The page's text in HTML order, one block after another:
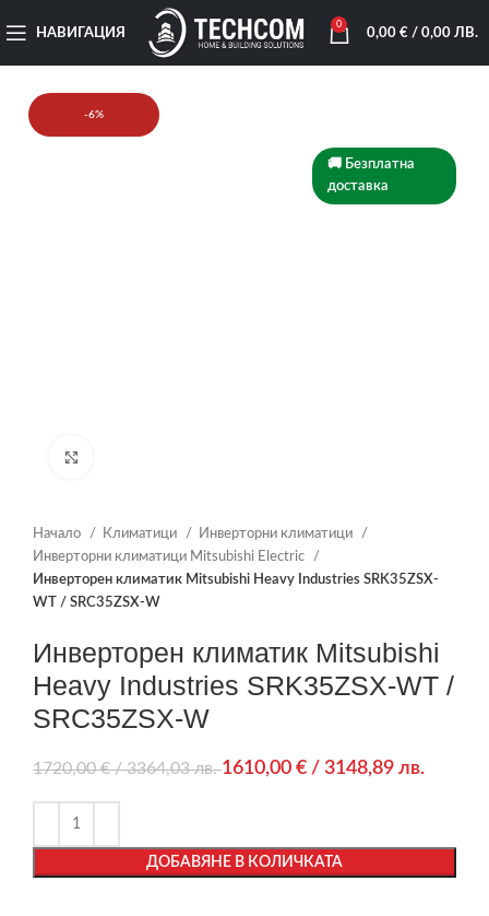
НАВИГАЦИЯ
0
0,00 €/ 0,00 ЛВ.
🚚 Безплатна
доставка
-6%
Начало Климатици
Инверторни климатици
Инверторни климатици Mitsubishi Electric
Инверторен климатик Mitsubishi Heavy Industries SRK35ZSX-
WT / SRC35ZSX-W
Инверторен климатик Mitsubishi
Heavy Industries SRK35ZSX-WT /
SRC35ZSX-W
1720,00€/ 3364,03 лв.1610,00 € / 3148,89 лв.
ДОБАВЯНЕ В КОЛИЧКАТА